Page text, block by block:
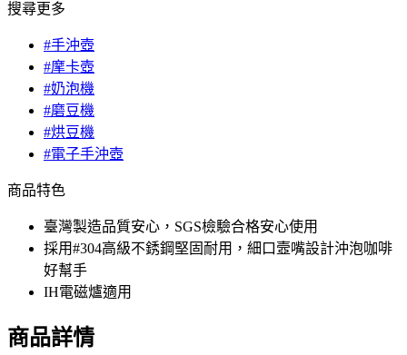
搜尋更多
#手沖壺
#摩卡壺
#奶泡機
#磨豆機
#烘豆機
#電子手沖壺
商品特色
臺灣製造品質安心，SGS檢驗合格安心使用
採用#304高級不銹鋼堅固耐用，細口壼嘴設計沖泡咖啡
好幫手
IH電磁爐適用
商品詳情